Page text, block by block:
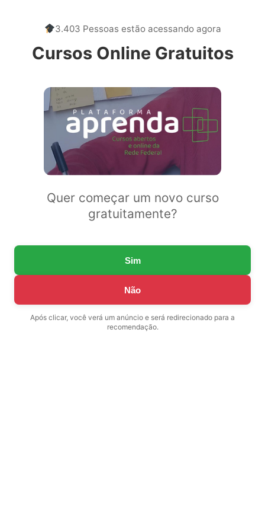
3.403 Pessoas estão acessando agora
Cursos Online Gratuitos
Quer começar um novo curso
gratuitamente?
Sim
Não
Após clicar, você verá um anúncio e será redirecionado para a
recomendação.